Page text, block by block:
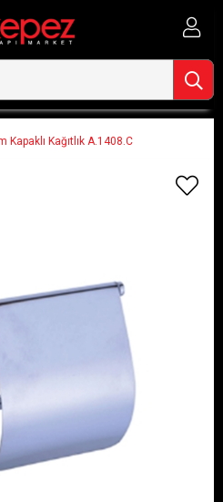
Kapaklı Kağıtlık A.1408.C